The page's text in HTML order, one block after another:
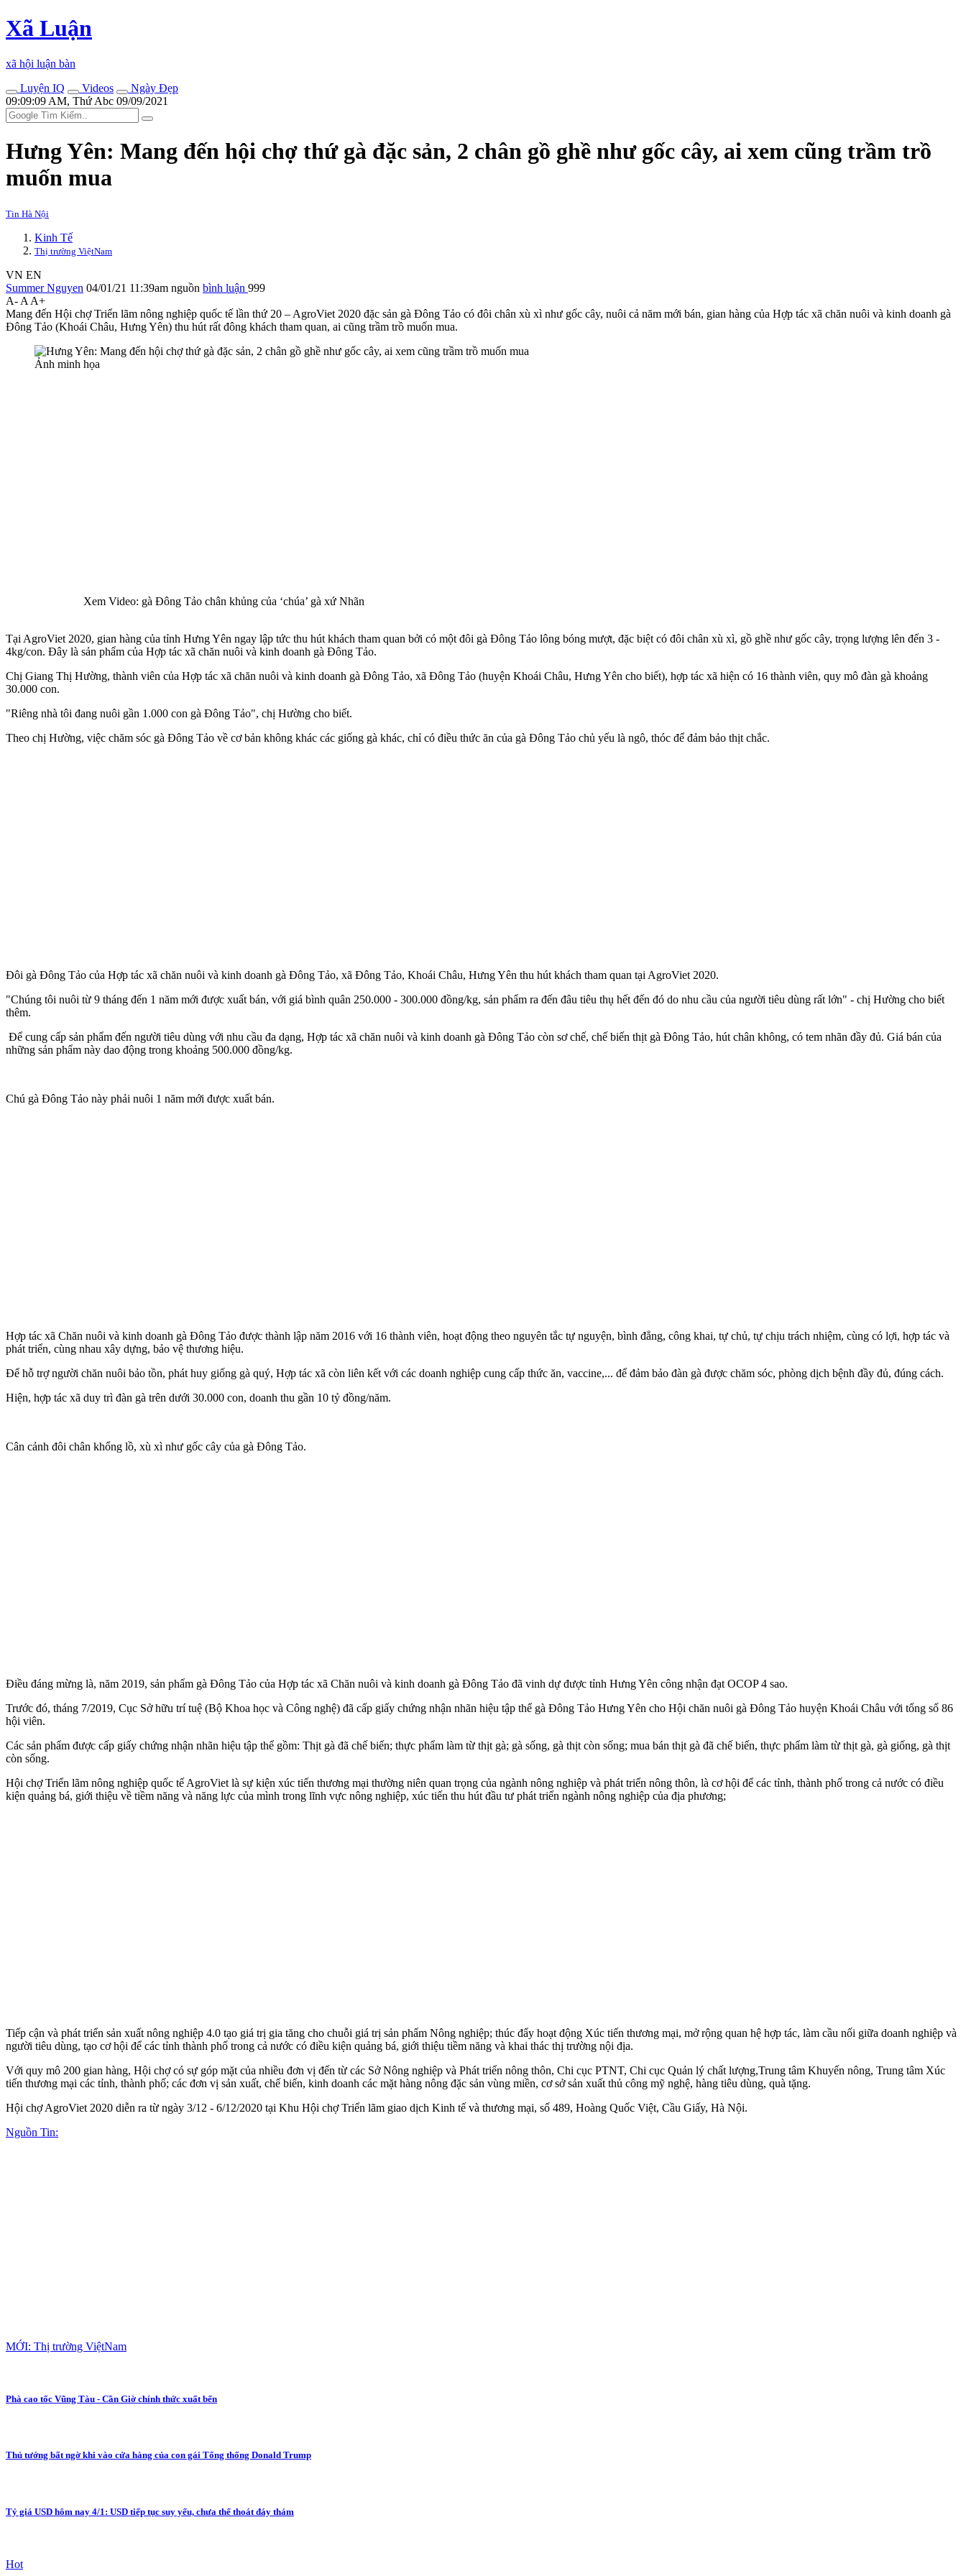
Xã Luận
xã hội luận bàn
Luyện IQ
Videos
Ngày Đẹp
09:09:09 AM, Thứ Abc 09/09/2021
Hưng Yên: Mang đến hội chợ thứ gà đặc sản, 2 chân gồ ghề như gốc cây, ai xem cũng trầm trồ
muốn mua
Tin Hà Nội
Kinh Tế
Thị trường ViệtNam
VN EN
Summer Nguyen 04/01/21 11:39am nguồn bình luận 999
A- A A+
Mang đến Hội chợ Triển lãm nông nghiệp quốc tế lần thứ 20 – AgroViet 2020 đặc sản gà Đông Tảo có đôi chân xù xì như gốc cây, nuôi cả năm mới bán, gian hàng của Hợp tác xã chăn nuôi và kinh doanh gà
Đông Tảo (Khoái Châu, Hưng Yên) thu hút rất đông khách tham quan, ai cũng trầm trồ muốn mua.
Ảnh minh họa
Xem Video: gà Đông Tảo chân khủng của ‘chúa’ gà xứ Nhãn
Tại AgroViet 2020, gian hàng của tỉnh Hưng Yên ngay lập tức thu hút khách tham quan bởi có một đôi gà Đông Tảo lông bóng mượt, đặc biệt có đôi chân xù xì, gồ ghề như gốc cây, trọng lượng lên đến 3 -
4kg/con. Đây là sản phẩm của Hợp tác xã chăn nuôi và kinh doanh gà Đông Tảo.
Chị Giang Thị Hường, thành viên của Hợp tác xã chăn nuôi và kinh doanh gà Đông Tảo, xã Đông Tảo (huyện Khoái Châu, Hưng Yên cho biết), hợp tác xã hiện có 16 thành viên, quy mô đàn gà khoảng
30.000 con.
"Riêng nhà tôi đang nuôi gần 1.000 con gà Đông Tảo", chị Hường cho biết.
Theo chị Hường, việc chăm sóc gà Đông Tảo về cơ bản không khác các giống gà khác, chỉ có điều thức ăn của gà Đông Tảo chủ yếu là ngô, thóc để đảm bảo thịt chắc.
Đôi gà Đông Tảo của Hợp tác xã chăn nuôi và kinh doanh gà Đông Tảo, xã Đông Tảo, Khoái Châu, Hưng Yên thu hút khách tham quan tại AgroViet 2020.
"Chúng tôi nuôi từ 9 tháng đến 1 năm mới được xuất bán, với giá bình quân 250.000 - 300.000 đồng/kg, sản phẩm ra đến đâu tiêu thụ hết đến đó do nhu cầu của người tiêu dùng rất lớn" - chị Hường cho biết
thêm.
Để cung cấp sản phẩm đến người tiêu dùng với nhu cầu đa dạng, Hợp tác xã chăn nuôi và kinh doanh gà Đông Tảo còn sơ chế, chế biến thịt gà Đông Tảo, hút chân không, có tem nhãn đầy đủ. Giá bán của
những sản phẩm này dao động trong khoảng 500.000 đồng/kg.
Chú gà Đông Tảo này phải nuôi 1 năm mới được xuất bán.
Hợp tác xã Chăn nuôi và kinh doanh gà Đông Tảo được thành lập năm 2016 với 16 thành viên, hoạt động theo nguyên tắc tự nguyện, bình đẳng, công khai, tự chủ, tự chịu trách nhiệm, cùng có lợi, hợp tác và
phát triển, cùng nhau xây dựng, bảo vệ thương hiệu.
Để hỗ trợ người chăn nuôi bảo tồn, phát huy giống gà quý, Hợp tác xã còn liên kết với các doanh nghiệp cung cấp thức ăn, vaccine,... để đảm bảo đàn gà được chăm sóc, phòng dịch bệnh đầy đủ, đúng cách.
Hiện, hợp tác xã duy trì đàn gà trên dưới 30.000 con, doanh thu gần 10 tỷ đồng/năm.
Cân cảnh đôi chân khổng lồ, xù xì như gốc cây của gà Đông Tảo.
Điều đáng mừng là, năm 2019, sản phẩm gà Đông Tảo của Hợp tác xã Chăn nuôi và kinh doanh gà Đông Tảo đã vinh dự được tỉnh Hưng Yên công nhận đạt OCOP 4 sao.
Trước đó, tháng 7/2019, Cục Sở hữu trí tuệ (Bộ Khoa học và Công nghệ) đã cấp giấy chứng nhận nhãn hiệu tập thể gà Đông Tảo Hưng Yên cho Hội chăn nuôi gà Đông Tảo huyện Khoái Châu với tổng số 86
hội viên.
Các sản phẩm được cấp giấy chứng nhận nhãn hiệu tập thể gồm: Thịt gà đã chế biến; thực phẩm làm từ thịt gà; gà sống, gà thịt còn sống; mua bán thịt gà đã chế biến, thực phẩm làm từ thịt gà, gà giống, gà thịt
còn sống.
Hội chợ Triển lãm nông nghiệp quốc tế AgroViet là sự kiện xúc tiến thương mại thường niên quan trọng của ngành nông nghiệp và phát triển nông thôn, là cơ hội để các tỉnh, thành phố trong cả nước có điều
kiện quảng bá, giới thiệu về tiềm năng và năng lực của mình trong lĩnh vực nông nghiệp, xúc tiến thu hút đầu tư phát triển ngành nông nghiệp của địa phương;
Tiếp cận và phát triển sản xuất nông nghiệp 4.0 tạo giá trị gia tăng cho chuỗi giá trị sản phẩm Nông nghiệp; thúc đẩy hoạt động Xúc tiến thương mại, mở rộng quan hệ hợp tác, làm cầu nối giữa doanh nghiệp và
người tiêu dùng, tạo cơ hội để các tỉnh thành phố trong cả nước có điều kiện quảng bá, giới thiệu tiềm năng và khai thác thị trường nội địa.
Với quy mô 200 gian hàng, Hội chợ có sự góp mặt của nhiều đơn vị đến từ các Sở Nông nghiệp và Phát triển nông thôn, Chi cục PTNT, Chi cục Quản lý chất lượng,Trung tâm Khuyến nông, Trung tâm Xúc
tiến thương mại các tỉnh, thành phố; các đơn vị sản xuất, chế biến, kinh doanh các mặt hàng nông đặc sản vùng miền, cơ sở sản xuất thủ công mỹ nghệ, hàng tiêu dùng, quà tặng.
Hội chợ AgroViet 2020 diễn ra từ ngày 3/12 - 6/12/2020 tại Khu Hội chợ Triển lãm giao dịch Kinh tế và thương mại, số 489, Hoàng Quốc Việt, Cầu Giấy, Hà Nội.
Nguồn Tin:
MỚI: Thị trường ViệtNam
Phà cao tốc Vũng Tàu - Cần Giờ chính thức xuất bến
Thủ tướng bất ngờ khi vào cửa hàng của con gái Tổng thống Donald Trump
Tỷ giá USD hôm nay 4/1: USD tiếp tục suy yếu, chưa thể thoát đáy thảm
Hot